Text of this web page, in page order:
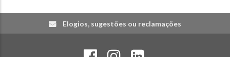
Elogios, sugestões ou reclamações